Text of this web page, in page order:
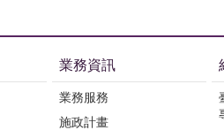
業務資訊
業務服務
施政計畫